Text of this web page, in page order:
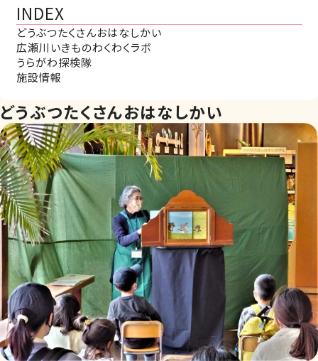
INDEX
どうぶつたくさんおはなしかい
広瀬川いきものわくわくラボ
うらがわ探検隊
施設情報
どうぶつたくさんおはなしかい